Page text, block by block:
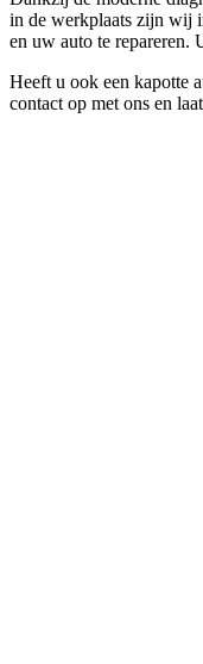
in de werkplaats zijn wij
en uw auto te repareren.
Heeft u ook een kapotte
contact op met ons en